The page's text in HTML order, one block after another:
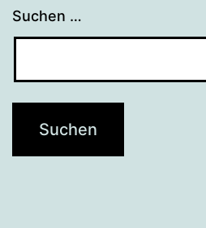
Suchen …